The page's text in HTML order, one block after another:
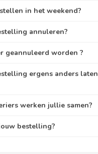
in het weekend?
annuleren?
geannuleerd worden ?
ergens anders laten
werken jullie samen?
bestelling?